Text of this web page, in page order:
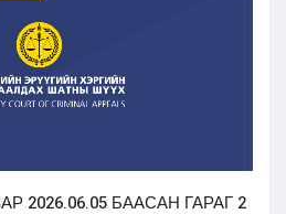
2026.06.05 БААСАН ГАРАГ 2